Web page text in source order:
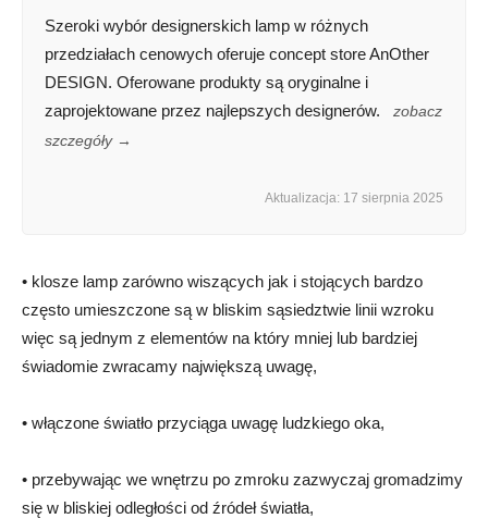
Szeroki wybór designerskich lamp w różnych
przedziałach cenowych oferuje concept store AnOther
DESIGN. Oferowane produkty są oryginalne i
zaprojektowane przez najlepszych designerów.
zobacz
szczegóły →
Aktualizacja: 17 sierpnia 2025
• klosze lamp zarówno wiszących jak i stojących bardzo
często umieszczone są w bliskim sąsiedztwie linii wzroku
więc są jednym z elementów na który mniej lub bardziej
świadomie zwracamy największą uwagę,
• włączone światło przyciąga uwagę ludzkiego oka,
• przebywając we wnętrzu po zmroku zazwyczaj gromadzimy
się w bliskiej odległości od źródeł światła,